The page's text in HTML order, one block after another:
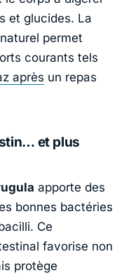
et glucides. La
permet
courants tels
après un repas
et plus
apporte des
bonnes bactéries
. Ce
favorise non
protège